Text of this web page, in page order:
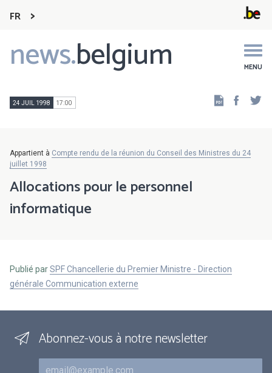
FR
news.belgium MENU
Main
navigation
24 JUIL 1998 17:00
Appartient à Compte rendu de la réunion du Conseil des Ministres du 24
juillet 1998
Allocations pour le personnel
informatique
Publié parSPF Chancellerie du Premier Ministre - Direction
générale Communication externe
Abonnez-vous à notre newsletter
Courriel